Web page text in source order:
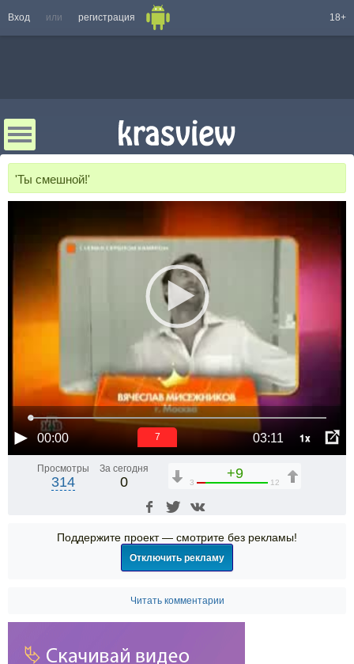
Вход или регистрация 18+
'Ты смешной!'
00:00 03:11 1x
6
Просмотры
314
За сегодня
0
+9
3 12
Поддержите проект — смотрите без рекламы!
Отключить рекламу
Читать комментарии